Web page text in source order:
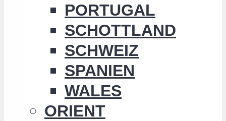
PORTUGAL
SCHOTTLAND
SCHWEIZ
SPANIEN
WALES
ORIENT